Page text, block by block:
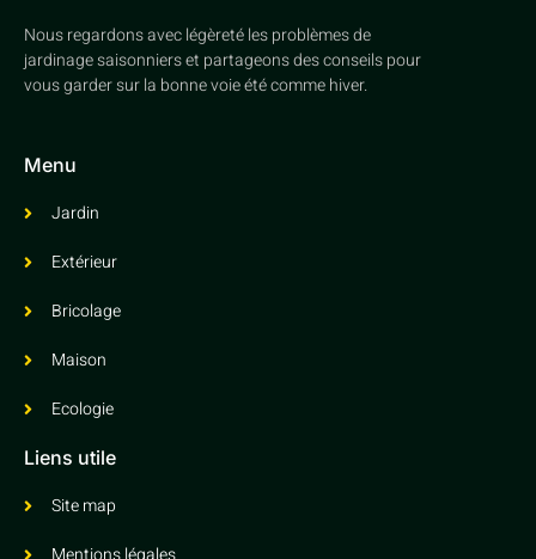
Nous regardons avec légèreté les problèmes de
jardinage saisonniers et partageons des conseils pour
vous garder sur la bonne voie été comme hiver.
Menu
Jardin
Extérieur
Bricolage
Maison
Ecologie
Liens utile
Site map